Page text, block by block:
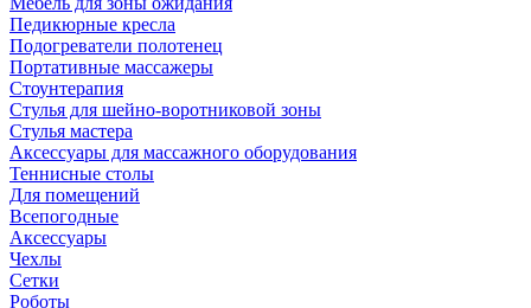
Педикюрные кресла
Подогреватели полотенец
Портативные массажеры
Стоунтерапия
Стулья для шейно-воротниковой зоны
Стулья мастера
Аксессуары для массажного оборудования
Теннисные столы
Для помещений
Всепогодные
Аксессуары
Чехлы
Сетки
Роботы